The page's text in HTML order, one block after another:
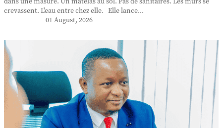
crevassent. L'eau entre chez elle. Elle lance...
01 August, 2026